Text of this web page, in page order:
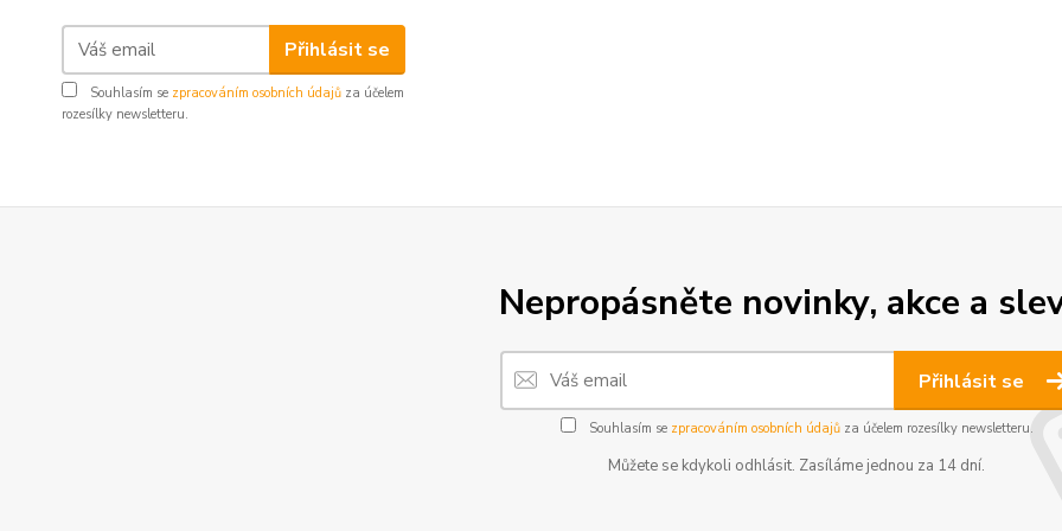
Přihlásit se
Souhlasím se zpracováním osobních údajů za účelem
rozesílky newsletteru.
Nepropásněte novinky, akce a
Přihlásit se
Souhlasím se zpracováním osobních údajůza účelem rozesílky newsletteru.
Můžete se kdykoli odhlásit. Zasíláme jednou za 14 dní.